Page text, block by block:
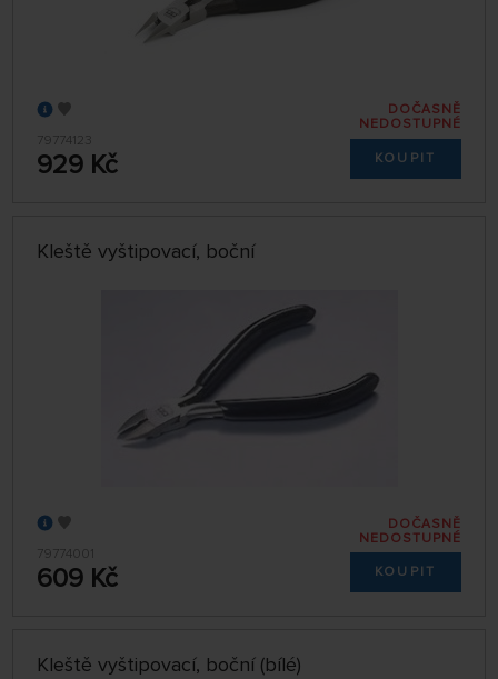
79774123
929 Kč
DOČASNĚ
NEDOSTUPNÉ
KOUPIT
Kleště vyštipovací, boční
79774001
609 Kč
DOČASNĚ
NEDOSTUPNÉ
KOUPIT
Kleště vyštipovací, boční (bílé)